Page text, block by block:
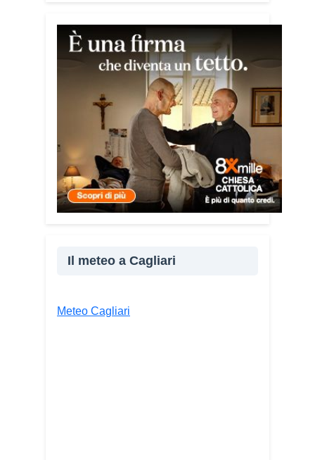
Tra le testimonianze quella di Thea,
giovane libanese del Consiglio dei
Giovani del Mediterraneo della CEI: «Il
campo è molto più di un’esperienza di
volontariato: è un’opportunità per
costruire relazioni attraverso il servizio,
linguaggio universale capace di unire
persone diverse».
Condividi:
Facebook X
E-mail Stampa
Il meteo a Cagliari
Meteo Cagliari